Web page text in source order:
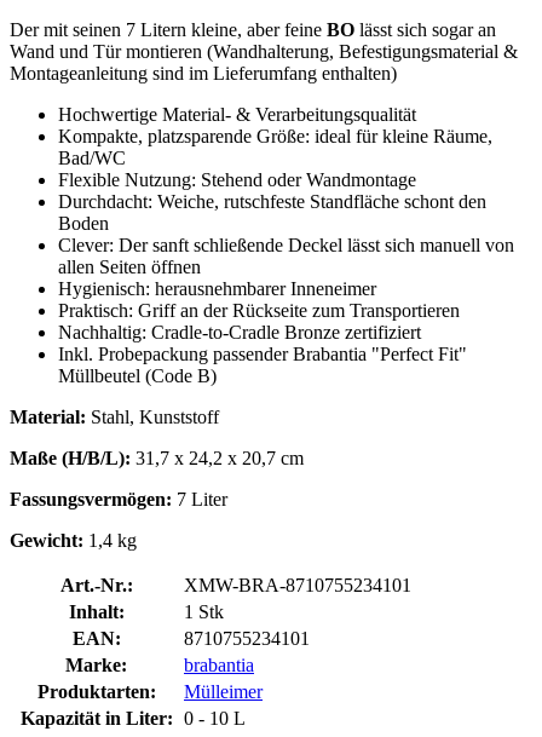
Der mit seinen 7 Litern kleine, aber feine BO lässt sich sogar an
Wand und Tür montieren (Wandhalterung, Befestigungsmaterial &
Montageanleitung sind im Lieferumfang enthalten)
Hochwertige Material- & Verarbeitungsqualität
Kompakte, platzsparende Größe: ideal für kleine Räume,
Bad/WC
Flexible Nutzung: Stehend oder Wandmontage
Durchdacht: Weiche, rutschfeste Standfläche schont den
Boden
Clever: Der sanft schließende Deckel lässt sich manuell von
allen Seiten öffnen
Hygienisch: herausnehmbarer Inneneimer
Praktisch: Griff an der Rückseite zum Transportieren
Nachhaltig: Cradle-to-Cradle Bronze zertifiziert
Inkl. Probepackung passender Brabantia "Perfect Fit"
Müllbeutel (Code B)
Material: Stahl, Kunststoff
Maße (H/B/L): 31,7 x 24,2 x 20,7 cm
Fassungsvermögen: 7 Liter
Gewicht: 1,4 kg
Art.-Nr.:
XMW-BRA-8710755234101
Inhalt:
1 Stk
EAN:
8710755234101
Marke:
brabantia
Produktarten:
Mülleimer
Kapazität in Liter: 0 - 10 L